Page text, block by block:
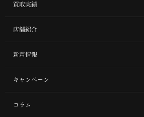
買取実績
店舗紹介
新着情報
キャンペーン
コラム